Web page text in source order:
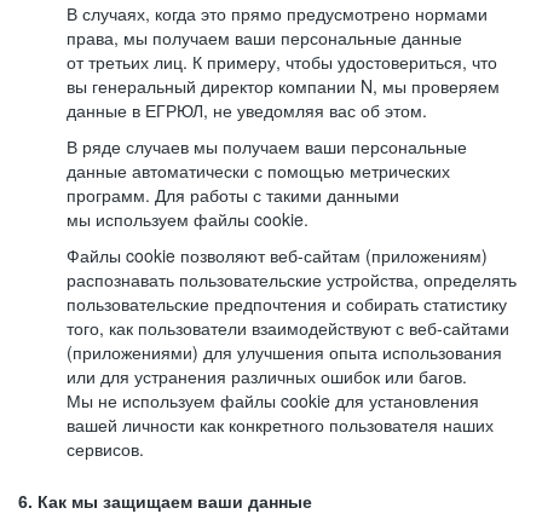
В случаях, когда это прямо предусмотрено нормами
права, мы получаем ваши персональные данные
от третьих лиц. К примеру, чтобы удостовериться, что
вы генеральный директор компании N, мы проверяем
данные в ЕГРЮЛ, не уведомляя вас об этом.
В ряде случаев мы получаем ваши персональные
данные автоматически с помощью метрических
программ. Для работы с такими данными
мы используем файлы cookie.
Файлы cookie позволяют веб-сайтам (приложениям)
распознавать пользовательские устройства, определять
пользовательские предпочтения и собирать статистику
того, как пользователи взаимодействуют с веб-сайтами
(приложениями) для улучшения опыта использования
или для устранения различных ошибок или багов.
Мы не используем файлы cookie для установления
вашей личности как конкретного пользователя наших
сервисов.
6. Как мы защищаем ваши данные